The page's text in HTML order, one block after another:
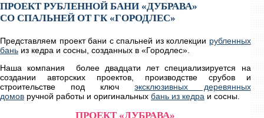
ПРОЕКТ РУБЛЕННОЙ БАНИ «ДУБРАВА»
СО СПАЛЬНЕЙ ОТ ГК «ГОРОДЛЕС»
Представляем проект бани с спальней из коллекции рубленных
бань из кедра и сосны, созданных в «Городлес».
Наша компания более двадцати лет специализируется на
создании авторских проектов, производстве срубов и
строительстве под ключэксклюзивных деревянных
домов ручной работы и оригинальных бань из кедра и сосны.
ПРОЕКТ «ДУБРАВА»